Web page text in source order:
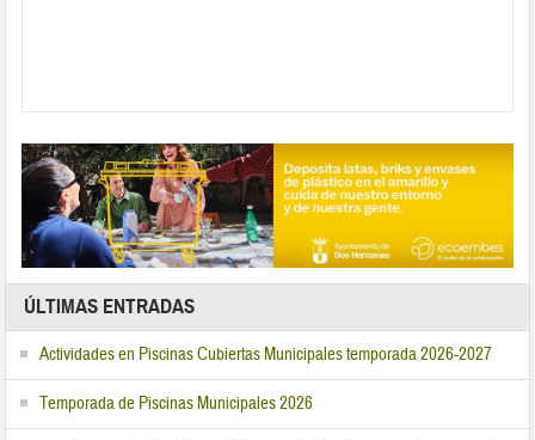
ÚLTIMAS ENTRADAS
Actividades en Piscinas Cubiertas Municipales temporada 2026-2027
Temporada de Piscinas Municipales 2026